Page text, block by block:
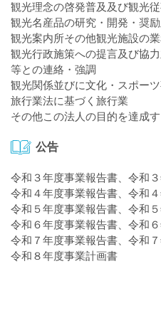
観光理念の啓発普及及び観光
観光名産品の研究・開発・奨
観光案内所その他観光施設の
観光行政施策への提言及び協
等との連絡・強調
観光関係並びに文化・スポー
旅行業法に基づく旅行業
その他この法人の目的を達成
公告
令和３年度事業報告書
令和
令和４年度事業報告書
令和
令和５年度事業報告書
令和
令和６年度事業報告書
令和
令和７年度事業報告書
令和
令和８年度事業計画書